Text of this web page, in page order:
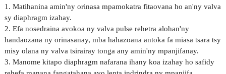
1. Matihanina amin'ny orinasa mpamokatra fitaovana ho an'ny valva
sy diaphragm izahay.
2. Efa nosedraina avokoa ny valva pulse rehetra alohan'ny
handaozana ny orinasanay, mba hahazoana antoka fa miasa tsara tsy
misy olana ny valva tsirairay tonga any amin'ny mpanjifanay.
3. Manome kitapo diaphragm nafarana ihany koa izahay ho safidy